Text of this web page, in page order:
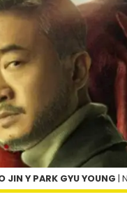
JIN Y PARK GYU YOUNG |